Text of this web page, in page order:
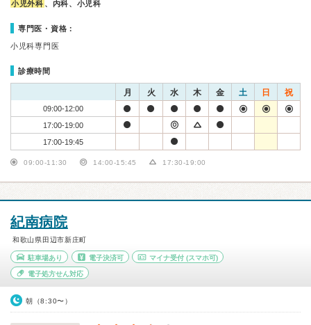
小児外科 、内科、小児科
専門医・資格：
小児科専門医
診療時間
月 火 水 木 金 土 日 祝
09:00-12:00
17:00-19:00
17:00-19:45
09:00-11:30 14:00-15:45 17:30-19:00
紀南病院
和歌山県田辺市新庄町
駐車場あり 電子決済可 マイナ受付 (スマホ可)
電子処方せん対応
朝（8:30〜）